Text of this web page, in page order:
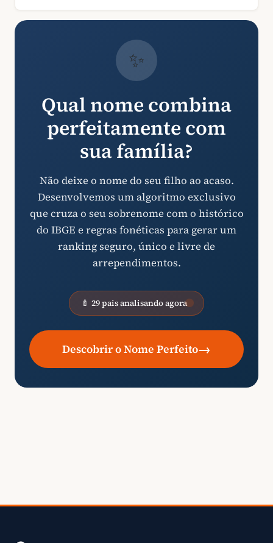
✨
Qual nome combina
perfeitamente com
sua família?
Não deixe o nome do seu filho ao acaso.
Desenvolvemos um algoritmo exclusivo
que cruza o seu sobrenome com o histórico
do IBGE e regras fonéticas para gerar um
ranking seguro, único e livre de
arrependimentos.
🍼 29 pais analisando agora
Descobrir o Nome Perfeito→